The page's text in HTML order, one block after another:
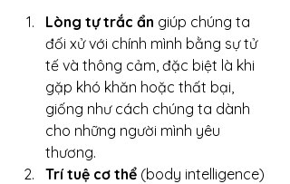
Lòng tự trắc ẩn giúp chúng ta
đối xử với chính mình bằng sự tử
tế và thông cảm, đặc biệt là khi
gặp khó khăn hoặc thất bại,
giống như cách chúng ta dành
cho những người mình yêu
thương.
Trí tuệ cơ thể (body intelligence)